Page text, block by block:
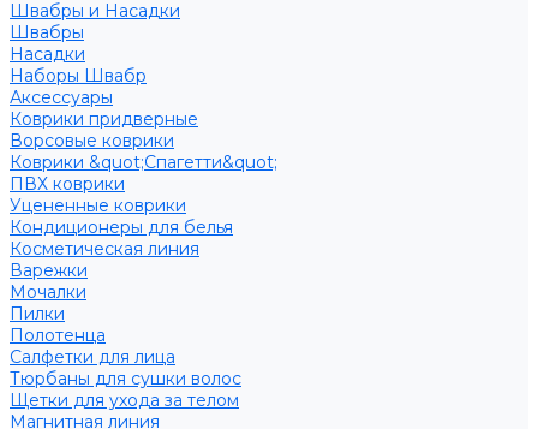
Швабры и Насадки
Швабры
Насадки
Наборы Швабр
Аксессуары
Коврики придверные
Ворсовые коврики
Коврики &quot;Спагетти&quot;
ПВХ коврики
Уцененные коврики
Кондиционеры для белья
Косметическая линия
Варежки
Мочалки
Пилки
Полотенца
Салфетки для лица
Тюрбаны для сушки волос
Щетки для ухода за телом
Магнитная линия